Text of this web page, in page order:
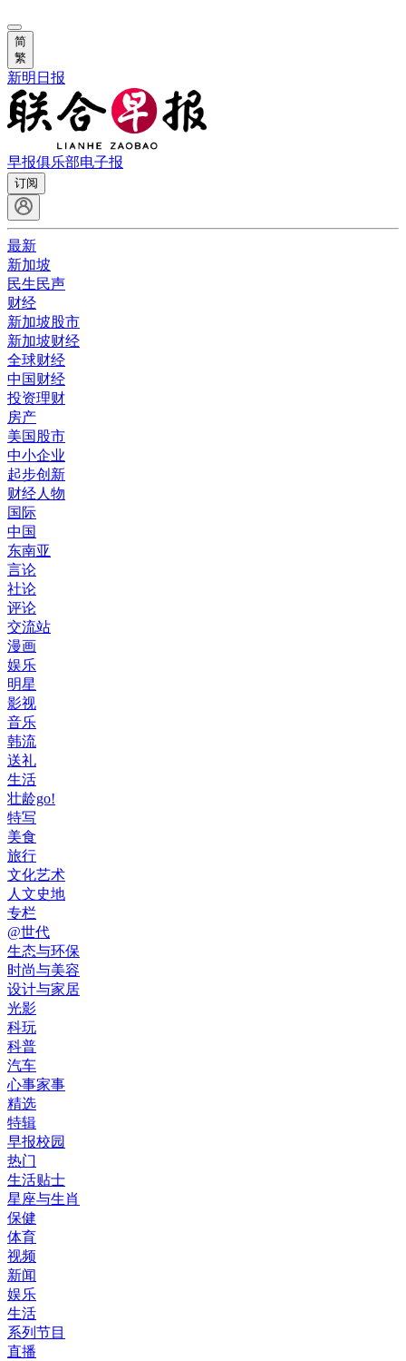
简
繁
新明日报
早报俱乐部电子报
订阅
最新
新加坡
民生民声
财经
新加坡股市
新加坡财经
全球财经
中国财经
投资理财
房产
美国股市
中小企业
起步创新
财经人物
国际
中国
东南亚
言论
社论
评论
交流站
漫画
娱乐
明星
影视
音乐
韩流
送礼
生活
壮龄go!
特写
美食
旅行
文化艺术
人文史地
专栏
@世代
生态与环保
时尚与美容
设计与家居
光影
科玩
科普
汽车
心事家事
精选
特辑
早报校园
热门
生活贴士
星座与生肖
保健
体育
视频
新闻
娱乐
生活
系列节目
直播